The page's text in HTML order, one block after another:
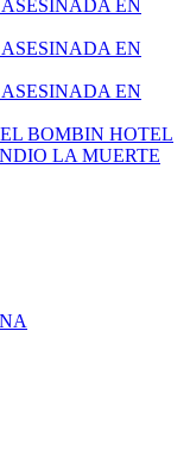
EN
EN
EN
BOMBIN HOTEL
LA MUERTE